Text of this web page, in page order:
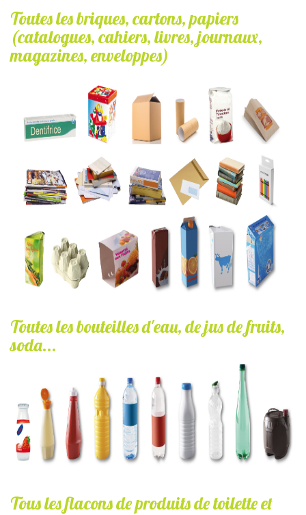
Toutes les briques, cartons, papiers
(catalogues, cahiers, livres, journaux,
magazines, enveloppes)
briques_cartons_et_papiers.jpg
Toutes les bouteilles d'eau, de jus de fruits,
soda...
bouteilles_eau_jus_de_fruits_soda.jpg
Tous les flacons de produits de toilette et